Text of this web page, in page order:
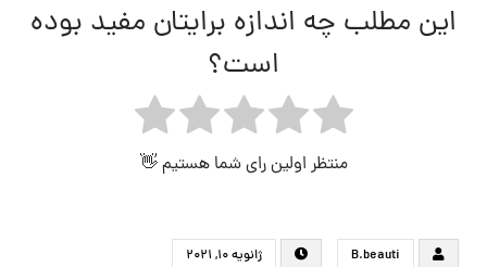
این مطلب چه اندازه برایتان مفید بوده
است؟
منتظر اولین رای شما هستیم 👋
B.beauti ژانویه ۱۰, ۲۰۲۱